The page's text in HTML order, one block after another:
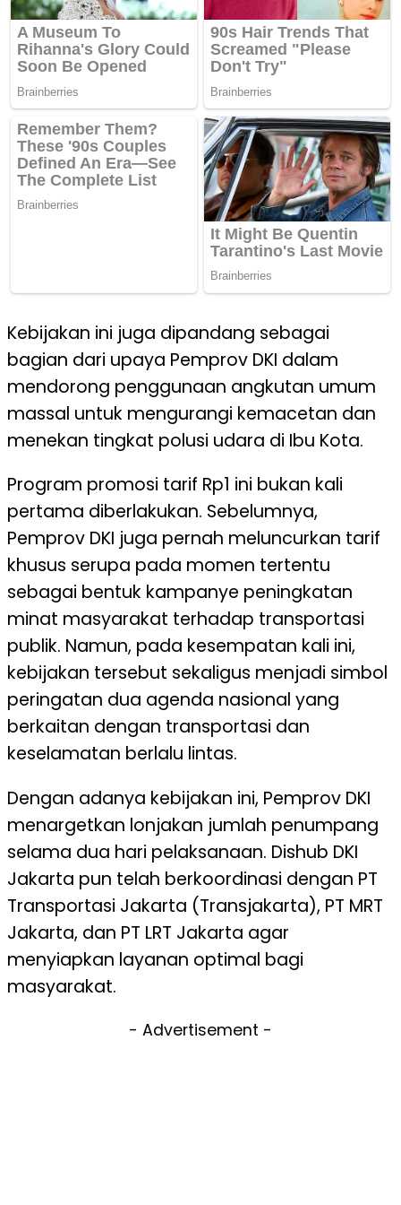
Kebijakan ini juga dipandang sebagai
bagian dari upaya Pemprov DKI dalam
mendorong penggunaan angkutan umum
massal untuk mengurangi kemacetan dan
menekan tingkat polusi udara di Ibu Kota.
Program promosi tarif Rp1 ini bukan kali
pertama diberlakukan. Sebelumnya,
Pemprov DKI juga pernah meluncurkan tarif
khusus serupa pada momen tertentu
sebagai bentuk kampanye peningkatan
minat masyarakat terhadap transportasi
publik. Namun, pada kesempatan kali ini,
kebijakan tersebut sekaligus menjadi simbol
peringatan dua agenda nasional yang
berkaitan dengan transportasi dan
keselamatan berlalu lintas.
Dengan adanya kebijakan ini, Pemprov DKI
menargetkan lonjakan jumlah penumpang
selama dua hari pelaksanaan. Dishub DKI
Jakarta pun telah berkoordinasi dengan PT
Transportasi Jakarta (Transjakarta), PT MRT
Jakarta, dan PT LRT Jakarta agar
menyiapkan layanan optimal bagi
masyarakat.
- Advertisement -